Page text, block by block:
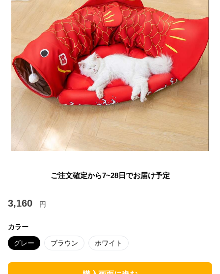
ご注文確定から7~28日でお届け予定
3,160 円
カラー
グレー ブラウン ホワイト